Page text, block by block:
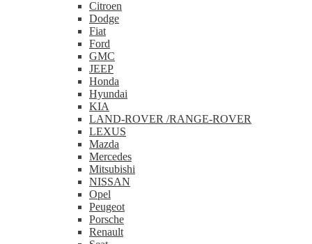
Citroen
Dodge
Fiat
Ford
GMC
JEEP
Honda
Hyundai
KIA
LAND-ROVER /RANGE-ROVER
LEXUS
Mazda
Mercedes
Mitsubishi
NISSAN
Opel
Peugeot
Porsche
Renault